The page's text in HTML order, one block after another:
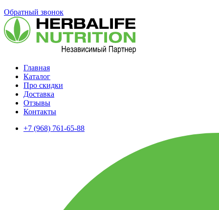
Обратный звонок
Главная
Каталог
Про скидки
Доставка
Отзывы
Контакты
+7 (968) 761-65-88